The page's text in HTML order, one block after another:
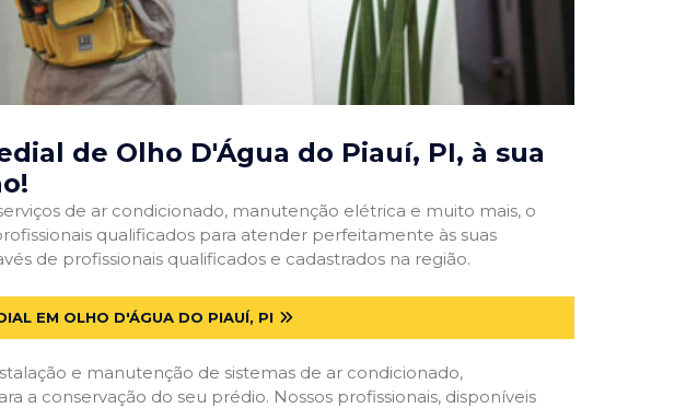
de Olho D'Água do Piauí, PI, à sua
de ar condicionado, manutenção elétrica e muito mais, o
qualificados para atender perfeitamente às suas
de profissionais qualificados e cadastrados na região.
EM OLHO D'ÁGUA DO PIAUÍ, PI
e manutenção de sistemas de ar condicionado,
a conservação do seu prédio. Nossos profissionais, disponíveis